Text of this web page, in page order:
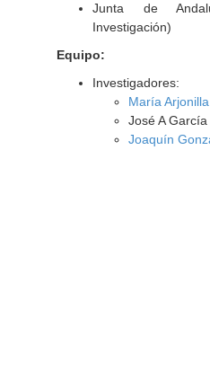
Junta de
Investigación)
Equipo:
Investigadores:
María
José A
Joaquín